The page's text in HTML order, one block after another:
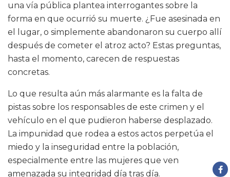
una vía pública plantea interrogantes sobre la
forma en que ocurrió su muerte. ¿Fue asesinada en
el lugar, o simplemente abandonaron su cuerpo allí
después de cometer el atroz acto? Estas preguntas,
hasta el momento, carecen de respuestas
concretas.
Lo que resulta aún más alarmante es la falta de
pistas sobre los responsables de este crimen y el
vehículo en el que pudieron haberse desplazado.
La impunidad que rodea a estos actos perpetúa el
miedo y la inseguridad entre la población,
especialmente entre las mujeres que ven
amenazada su integridad día tras día.